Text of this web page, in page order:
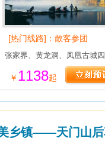
[热门线路]：散客参团
张家界、黄龙洞、凤凰古城
￥ 1138起
乡镇——天门山